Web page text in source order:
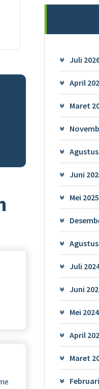
Juli
April
Maret
Agustus
Juni
Mei 2025
Juli
Juni
Mei 2024
April
Maret